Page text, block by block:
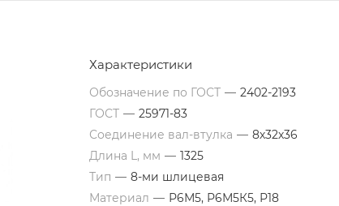
Характеристики
Обозначение по ГОСТ — 2402-2193
ГОСТ — 25971-83
Соединение вал-втулка — 8х32х36
Длина L, мм — 1325
Тип — 8-ми шлицевая
Материал — Р6М5, Р6М5К5, Р18